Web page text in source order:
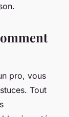
pro, vous
Tout